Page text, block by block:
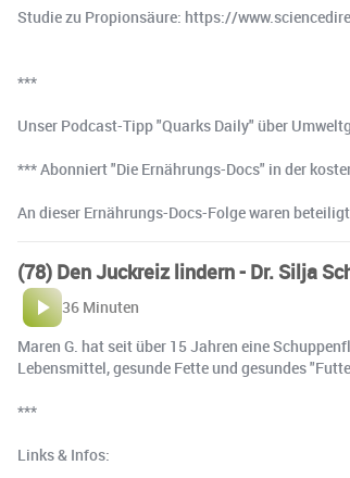
Studie zu Propionsäure: https://
***
Unser Podcast-Tipp "Quarks Daily" über
*** Abonniert "Die Ernährungs-Docs" in der
An dieser Ernährungs-Docs-Folge waren
(78) Den Juckreiz lindern - Dr. Silja
36 Minuten
Maren G. hat seit über 15 Jahren eine
Lebensmittel, gesunde Fette und gesundes
***
Links & Infos: